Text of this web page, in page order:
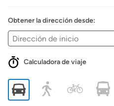
Obtener la dirección desde:
Calculadora de viaje